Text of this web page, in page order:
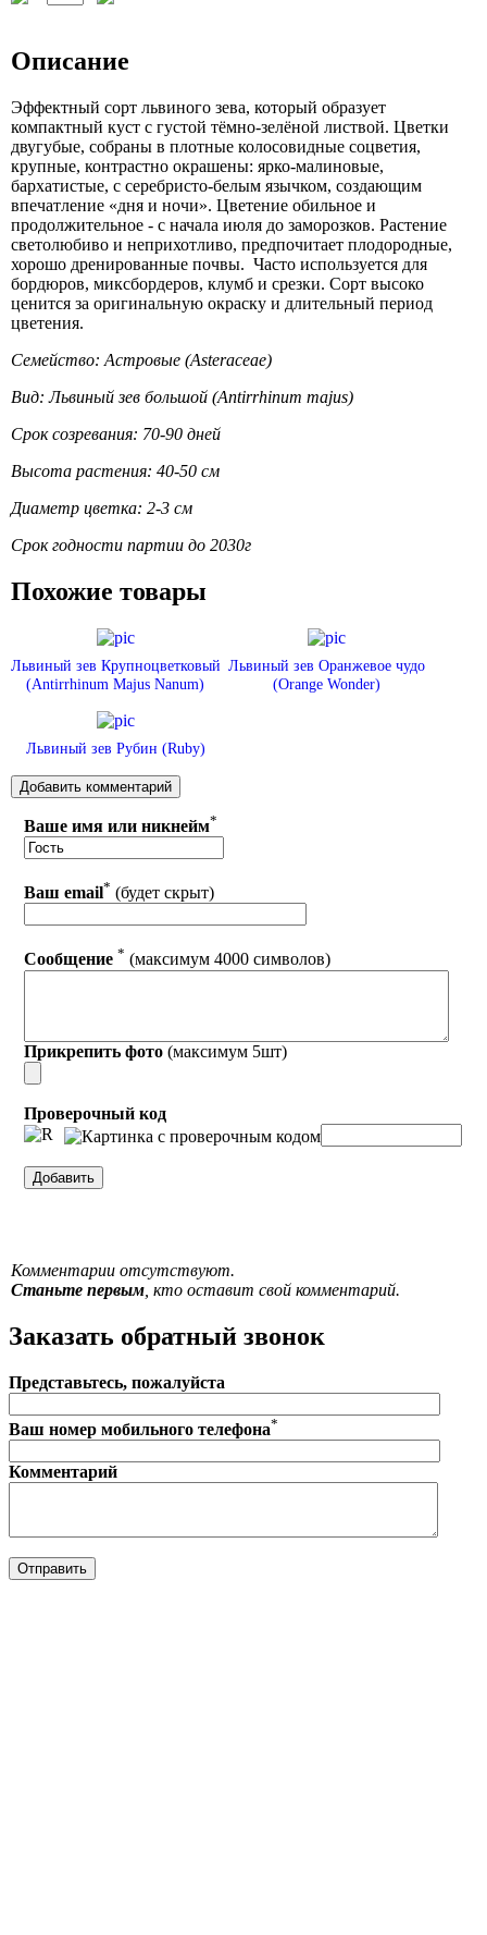
Описание
Эффектный сорт львиного зева, который образует
компактный куст с густой тёмно-зелёной листвой. Цветки
двугубые, собраны в плотные колосовидные соцветия,
крупные, контрастно окрашены: ярко-малиновые,
бархатистые, с серебристо-белым язычком, создающим
впечатление «дня и ночи». Цветение обильное и
продолжительное - с начала июля до заморозков. Растение
светолюбиво и неприхотливо, предпочитает плодородные,
хорошо дренированные почвы. Часто используется для
бордюров, миксбордеров, клумб и срезки. Сорт высоко
ценится за оригинальную окраску и длительный период
цветения.
Семейство: Астровые (Asteraceae)
Вид: Львиный зев большой (Antirrhinum majus)
Срок созревания: 70-90 дней
Высота растения: 40-50 см
Диаметр цветка: 2-3 см
Срок годности партии до 2030г
Похожие товары
Львиный зев Крупноцветковый
(Antirrhinum Majus Nanum)
Львиный зев Оранжевое чудо
(Orange Wonder)
Львиный зев Рубин (Ruby)
Ваше имя или никнейм*
Ваш email* (будет скрыт)
Сообщение * (максимум 4000 символов)
Прикрепить фото (максимум 5шт)
Проверочный код
Комментарии отсутствуют.
Станьте первым, кто оставит свой комментарий.
Заказать обратный звонок
Представьтесь, пожалуйста
Ваш номер мобильного телефона*
Комментарий